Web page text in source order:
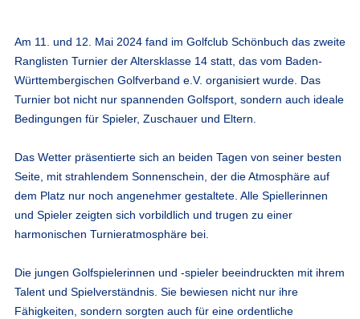
Am 11. und 12. Mai 2024 fand im Golfclub Schönbuch das zweite
Ranglisten Turnier der Altersklasse 14 statt, das vom Baden-
Württembergischen Golfverband e.V. organisiert wurde. Das
Turnier bot nicht nur spannenden Golfsport, sondern auch ideale
Bedingungen für Spieler, Zuschauer und Eltern.
Das Wetter präsentierte sich an beiden Tagen von seiner besten
Seite, mit strahlendem Sonnenschein, der die Atmosphäre auf
dem Platz nur noch angenehmer gestaltete. Alle Spiellerinnen
und Spieler zeigten sich vorbildlich und trugen zu einer
harmonischen Turnieratmosphäre bei.
Die jungen Golfspielerinnen und -spieler beeindruckten mit ihrem
Talent und Spielverständnis. Sie bewiesen nicht nur ihre
Fähigkeiten, sondern sorgten auch für eine ordentliche